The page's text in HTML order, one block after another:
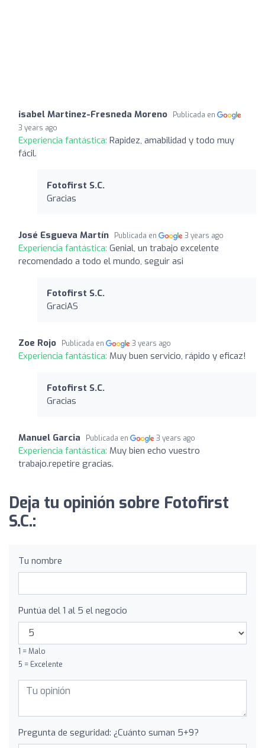
isabel Martinez-Fresneda Moreno
Publicada en
3 years ago
Experiencia fantástica: Rapidez, amabilidad y todo muy
fácil.
Fotofirst S.C.
Gracias
José Esgueva Martín Publicada en 3 years ago
Experiencia fantástica: Genial, un trabajo excelente
recomendado a todo el mundo, seguir asi
Fotofirst S.C.
GraciAS
Zoe Rojo Publicada en 3 years ago
Experiencia fantástica: Muy buen servicio, rápido y eficaz!
Fotofirst S.C.
Gracias
Manuel Garcia Publicada en 3 years ago
Experiencia fantástica: Muy bien echo vuestro
trabajo.repetire gracias.
Deja tu opinión sobre Fotofirst
S.C.:
Tu nombre
Puntúa del 1 al 5 el negocio
1 = Malo
5 = Excelente
Pregunta de seguridad: ¿Cuánto suman 5+9?